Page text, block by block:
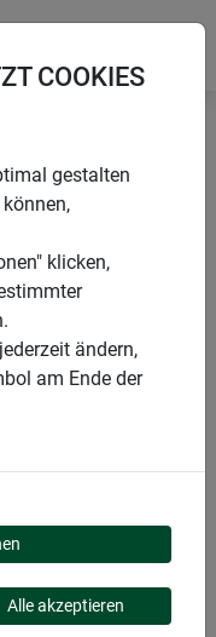
COOKIES
gestalten
klicken,
ändern,
am Ende der
Alle akzeptieren